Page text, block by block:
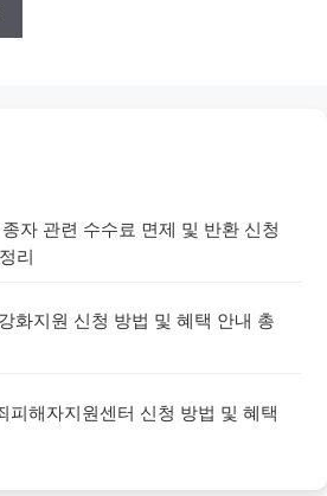
자 관련 수수료 면제 및 반환 신청
리
화지원 신청 방법 및 혜택 안내 총
피해자지원센터 신청 방법 및 혜택